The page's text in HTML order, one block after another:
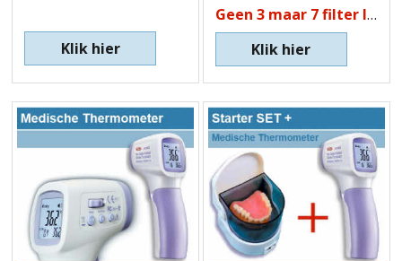
Klik hier
Geen 3 maar 7 filter lagen!
Klik hier